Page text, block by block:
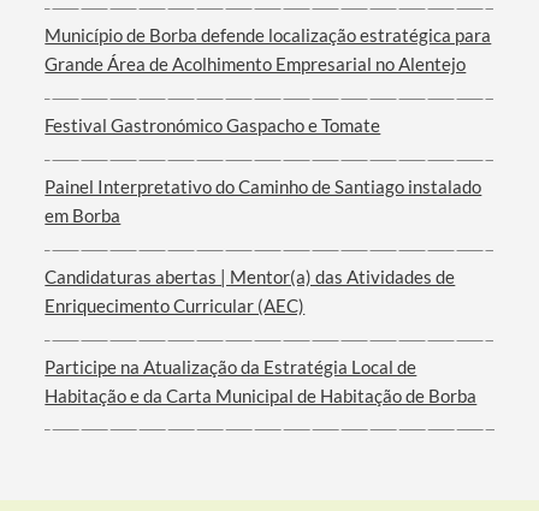
Município de Borba defende localização estratégica para
Grande Área de Acolhimento Empresarial no Alentejo
Festival Gastronómico Gaspacho e Tomate
Painel Interpretativo do Caminho de Santiago instalado
em Borba
Candidaturas abertas | Mentor(a) das Atividades de
Enriquecimento Curricular (AEC)
Participe na Atualização da Estratégia Local de
Habitação e da Carta Municipal de Habitação de Borba